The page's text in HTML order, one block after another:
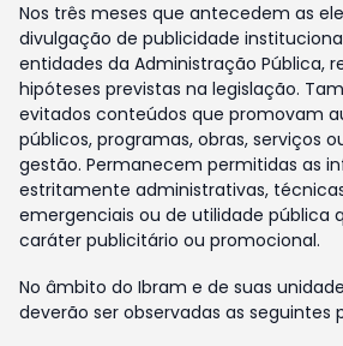
Nos três meses que antecedem as
divulgação de publicidade
entidades da Administração Pública,
hipóteses previstas na legislação.
evitados conteúdos que promovam
públicos, programas, obras, serviços
gestão. Permanecem permitidas as
estritamente administrativas,
emergenciais ou de utilidade pública
caráter publicitário ou promocional.
No âmbito do Ibram e de suas
deverão ser observadas as seguintes